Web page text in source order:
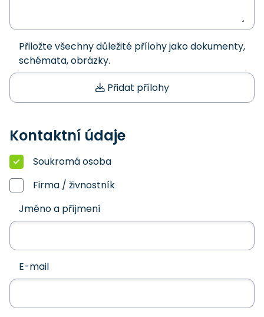
Přiložte všechny důležité přílohy jako dokumenty,
schémata, obrázky.
Přidat přílohy
Kontaktní údaje
Soukromá osoba
Firma / živnostník
Jméno a příjmení
E-mail